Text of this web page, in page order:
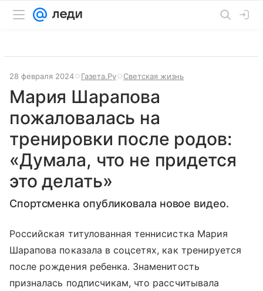
28 февраля 2024 Газета.Ру Светская жизнь
Мария Шарапова
пожаловалась на
тренировки после родов:
«Думала, что не придется
это делать»
Спортсменка опубликовала новое видео.
Российская титулованная теннисистка Мария
Шарапова показала в соцсетях, как тренируется
после рождения ребенка. Знаменитость
призналась подписчикам, что рассчитывала